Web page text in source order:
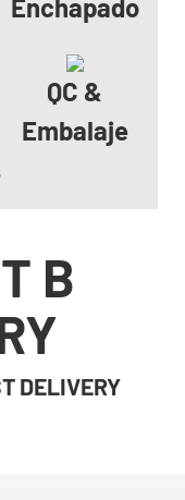
Enchapado
QC &
Embalaje
B
DELIVERY